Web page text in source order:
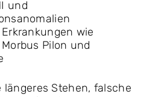
und
wie
Pilon und
Stehen, falsche